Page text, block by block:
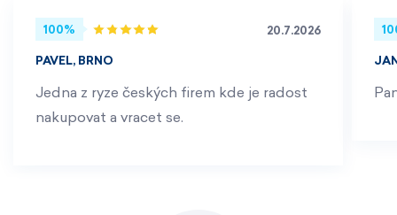
100% 20.7.2026
PAVEL, BRNO
Jedna z ryze českých firem kde je radost
nakupovat a vracet se.